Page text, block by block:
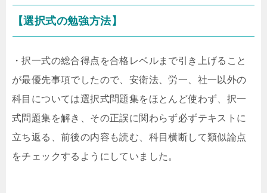
【選択式の勉強方法】
・択一式の総合得点を合格レベルまで引き上げること
が最優先事項でしたので、安衛法、労一、社一以外の
科目については選択式問題集をほとんど使わず、択一
式問題集を解き、その正誤に関わらず必ずテキストに
立ち返る、前後の内容も読む、科目横断して類似論点
をチェックするようにしていました。